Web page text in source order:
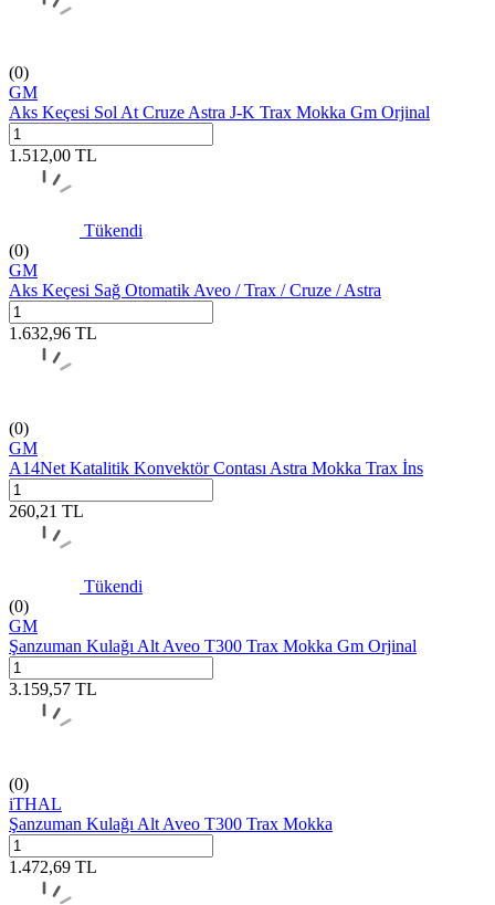
(0)
GM
Aks Keçesi Sol At Cruze Astra J-K Trax Mokka Gm Orjinal
1.512,00 TL
Tükendi
(0)
GM
Aks Keçesi Sağ Otomatik Aveo / Trax / Cruze / Astra
1.632,96 TL
(0)
GM
A14Net Katalitik Konvektör Contası Astra Mokka Trax İns
260,21 TL
Tükendi
(0)
GM
Şanzuman Kulağı Alt Aveo T300 Trax Mokka Gm Orjinal
3.159,57 TL
(0)
iTHAL
Şanzuman Kulağı Alt Aveo T300 Trax Mokka
1.472,69 TL